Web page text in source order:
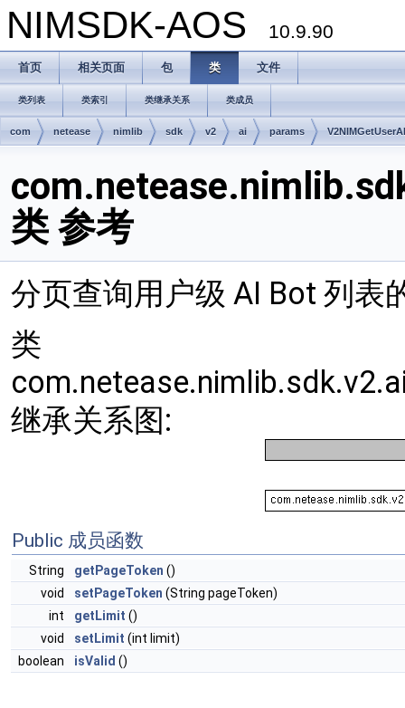
NIMSDK-AOS 10.9.90
首页 相关页面 包 类 文件
类列表 类索引 类继承关系 类成员
com netease nimlib sdk v2 ai params
类 参考
分页查询用户级 AI Bot 列表
类
继承关系图:
Public 成员函数
String getPageToken ()
void
setPageToken (String pageToken)
int
getLimit ()
void
setLimit (int limit)
boolean
isValid ()